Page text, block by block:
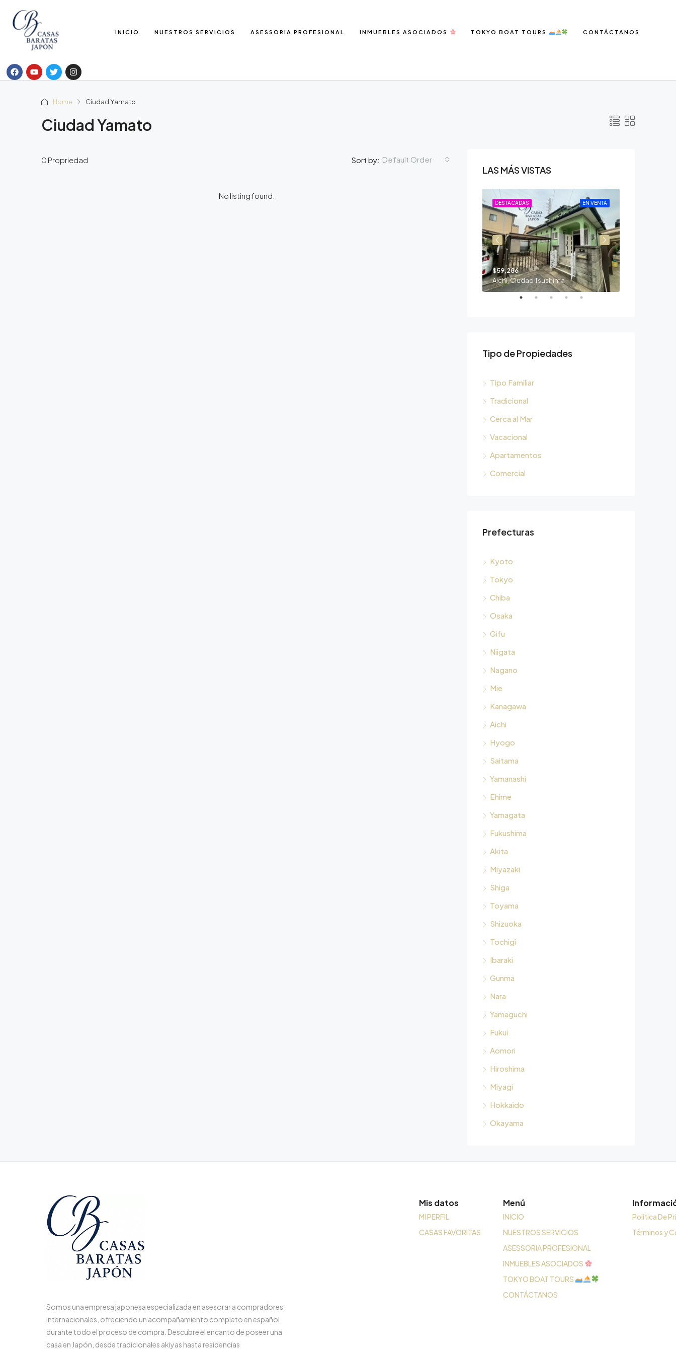
INICIO NUESTROS SERVICIOS ASESSORIA PROFESIONAL INMUEBLES ASOCIADOS TOKYO BOAT TOURS CONTÁCTANOS
Home Ciudad Yamato
Ciudad Yamato
0 Propriedad Sort by: Default Order
No listing found.
LAS MÁS VISTAS
EN VENTA
DESTACADAS
$59,286
Aichi, Ciudad Tsushima
Tipo de Propiedades
Tipo Familiar
Tradicional
Cerca al Mar
Vacacional
Apartamentos
Comercial
Prefecturas
Kyoto
Tokyo
Chiba
Osaka
Gifu
Niigata
Nagano
Mie
Kanagawa
Aichi
Hyogo
Saitama
Yamanashi
Ehime
Yamagata
Fukushima
Akita
Miyazaki
Shiga
Toyama
Shizuoka
Tochigi
Ibaraki
Gunma
Nara
Yamaguchi
Fukui
Aomori
Hiroshima
Miyagi
Hokkaido
Okayama
Somos una empresa japonesa especializada en asesorar a compradores
internacionales, ofreciendo un acompañamiento completo en español
durante todo el proceso de compra. Descubre el encanto de poseer una
casa en Japón, desde tradicionales akiyas hasta residencias
Mis datos
MI PERFIL
CASAS FAVORITAS
Menú
INICIO
NUESTROS SERVICIOS
ASESSORIA PROFESIONAL
INMUEBLES ASOCIADOS
TOKYO BOAT TOURS
CONTÁCTANOS
Política De
Términos y